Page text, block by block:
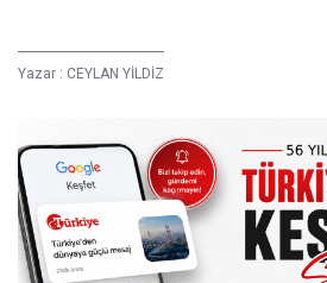
Yazar : CEYLAN YİLDİZ